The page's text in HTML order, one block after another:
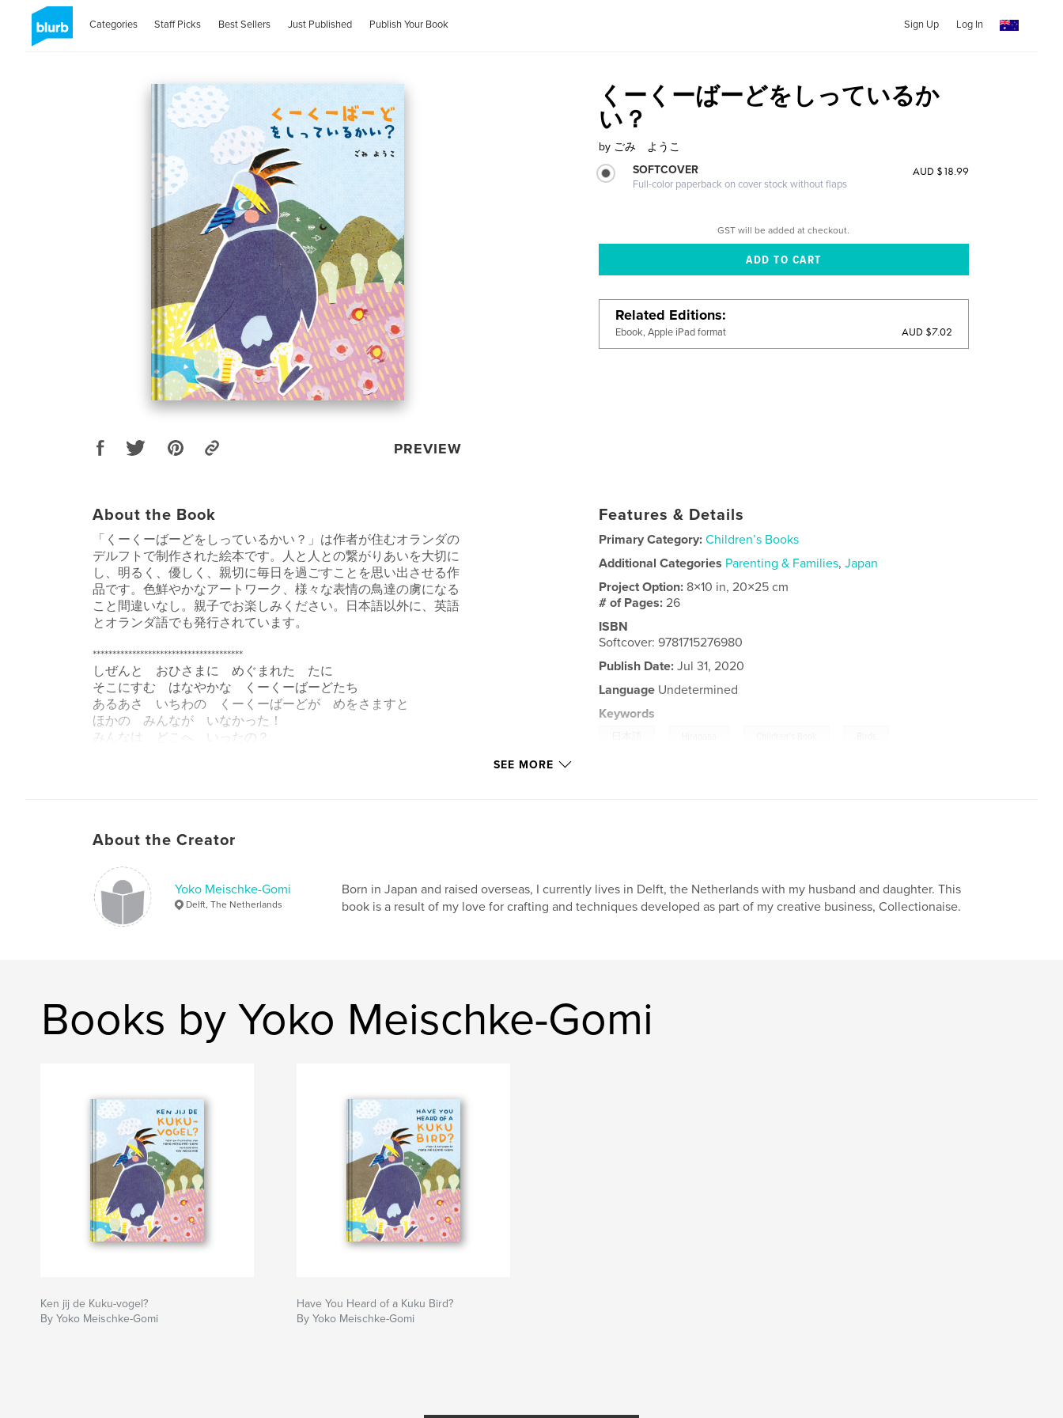
Categories Staff Picks Best Sellers Just Published Publish Your Book Sign Up Log In
PREVIEW
くーくーばーどをしっているか
い？
by ごみ ようこ
SOFTCOVER
Full-color paperback on cover stock without flaps
AUD $18.99
GST will be added at checkout.
Related Editions
Ebook, Apple iPad format AUD $7.02
About the Book
「くーくーばーどをしっているかい？」は作者が住むオランダの
デルフトで制作された絵本です。人と人との繋がりあいを大切に
し、明るく、優しく、親切に毎日を過ごすことを思い出させる作
品です。色鮮やかなアートワーク、様々な表情の鳥達の虜になる
こと間違いなし。親子でお楽しみください。日本語以外に、英語
とオランダ語でも発行されています。
**************************************
しぜんと おひさまに めぐまれた たに
そこにすむ はなやかな くーくーばーどたち
あるあさ いちわの くーくーばーどが めをさますと
ほかの みんなが いなかった！
みんなは どこへ いったの？
http://www.collectionaise.com
Features & Details
Primary Category: Children’s Books
Additional Categories Parenting & Families,Japan
Project Option: 8×10 in, 20×25 cm
# of Pages:26
ISBN
Softcover: 9781715276980
Publish Date: Jul 31, 2020
Language Undetermined
Keywords
SEE MORE
About the Creator
Yoko Meischke-Gomi
Delft, The Netherlands
Born in Japan and raised overseas, I currently lives in Delft, the Netherlands with my husband and daughter. This
book is a result of my love for crafting and techniques developed as part of my creative business, Collectionaise.
Books by Yoko Meischke-Gomi
Ken jij de Kuku-vogel?
By Yoko Meischke-Gomi
Have You Heard of a Kuku Bird?
By Yoko Meischke-Gomi